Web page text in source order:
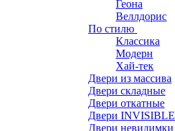
Геона
Веллдорис
По стилю
Классика
Модерн
Хай-тек
Двери из массива
Двери складные
Двери откатные
Двери INVISIBLE
Двери невидимки